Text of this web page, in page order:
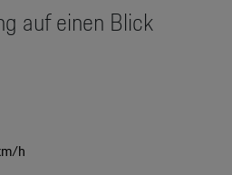
auf einen Blick
h